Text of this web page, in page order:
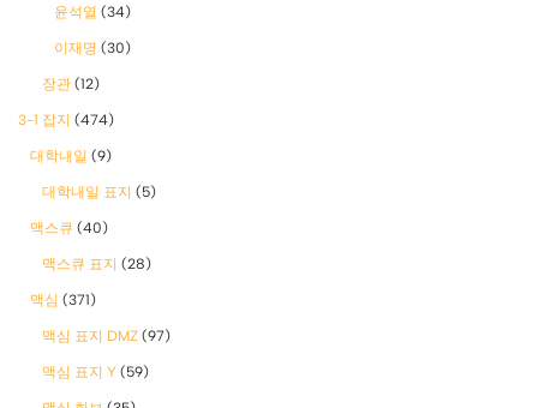
윤석열 (34)
이재명 (30)
장관 (12)
3-1 잡지 (474)
대학내일 (9)
대학내일 표지 (5)
맥스큐 (40)
맥스큐 표지 (28)
맥심 (371)
맥심 표지 DMZ (97)
맥심 표지 Y (59)